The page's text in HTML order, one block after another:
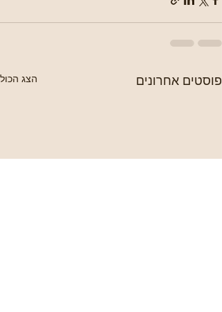
פוסטים אחרונים הצג הכול